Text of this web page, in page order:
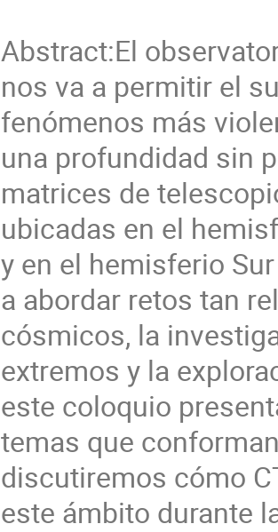
Abstract:El
nos va a permitir el
fenómenos más
una profundidad sin
matrices de
ubicadas en el
y en el hemisferio
a abordar retos tan
cósmicos, la
extremos y la
este coloquio
temas que
discutiremos cómo
este ámbito durante